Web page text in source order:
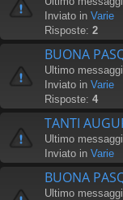
Inviato in Varie
Risposte: 2
BUONA
Ultimo
Inviato in Varie
Risposte: 4
TANTI
Ultimo
Inviato in Varie
BUONA
Ultimo